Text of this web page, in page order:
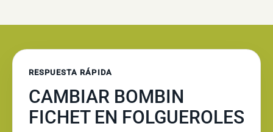
RESPUESTA RÁPIDA
CAMBIAR BOMBIN
FICHET EN FOLGUEROLES